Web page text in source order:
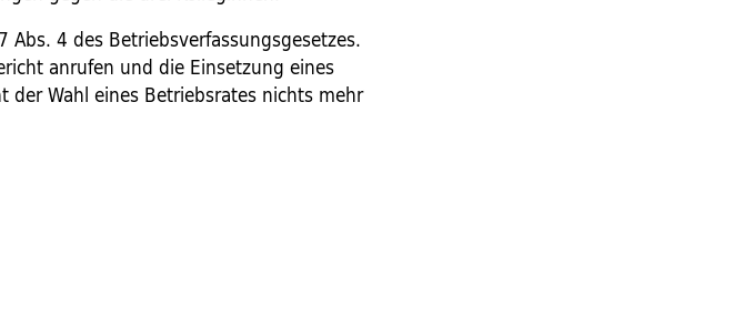
4 des Betriebsverfassungsgesetzes.
anrufen und die Einsetzung eines
der Wahl eines Betriebsrates nichts mehr